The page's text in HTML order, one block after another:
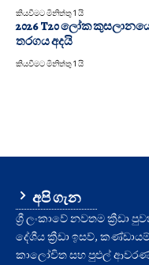
කියවීමට මිනිත්තු 1 යි
2026 T20 ලෝක
තරගය අදයි
කියවීමට මිනිත්තු 1 යි
අපි ගැන
ශ්‍රී ලංකාවේ නවතම ක්‍රීඩා
දේශීය ක්‍රීඩා ඉසව්,
කාලෝචිත සහ පුළුල්